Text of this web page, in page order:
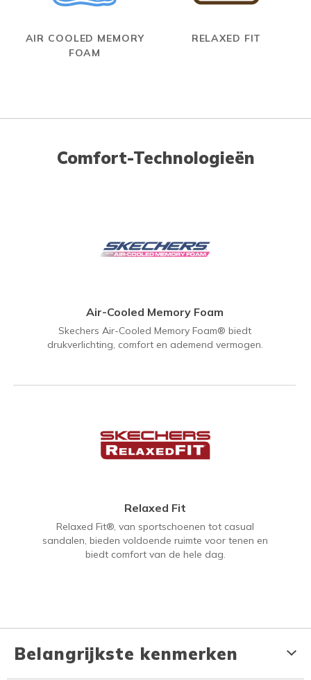
AIR COOLED MEMORY
FOAM
RELAXED FIT
Comfort-Technologieën
Air-Cooled Memory Foam
Skechers Air-Cooled Memory Foam® biedt
drukverlichting, comfort en ademend vermogen.
Relaxed Fit
Relaxed Fit®, van sportschoenen tot casual
sandalen, bieden voldoende ruimte voor tenen en
biedt comfort van de hele dag.
Belangrijkste kenmerken